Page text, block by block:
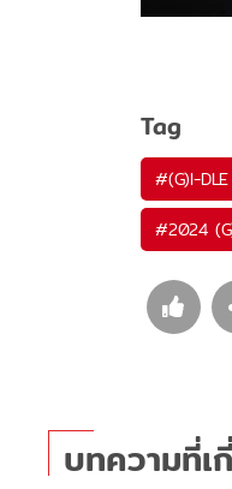
Tag
#(G)I-DLE
#2024
บทความที่เ